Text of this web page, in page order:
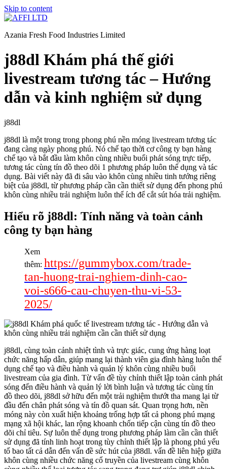
Skip to content
Azania Fresh Food Industries Limited
j88dl Khám phá thế giới
livestream tương tác – Hướng
dẫn và kinh nghiệm sử dụng
j88dl
j88dl là một trong trong phong phú nền móng livestream tương tác
đang càng ngày phong phú. Nó chế tạo thời cơ công ty bạn hàng
chế tạo và bắt đầu làm khôn cùng nhiều buổi phát sóng trực tiếp,
tương tác cùng tín đồ theo dõi 1 phương pháp luôn thể dụng và tác
dụng. Bài viết này đã đi sâu vào khôn cùng nhiều tinh tướng riêng
biệt của j88dl, từ phương pháp cần cần thiết sử dụng đến phong phú
khôn cùng nhiều trải nghiệm luôn thể ích để cắt sút hóa trải nghiệm.
Hiểu rõ j88dl: Tính năng và toàn cảnh
công ty bạn hàng
Xem
thêm: https://gummybox.com/trade-
tan-huong-trai-nghiem-dinh-cao-
voi-s666-cau-chuyen-thu-vi-53-
2025/
j88dl, cùng toàn cảnh nhiệt tình và trực giác, cung ứng hàng loạt
chức năng hấp dẫn, giúp mang lại thành viên gia đình hàng luôn thể
dụng chế tạo và điều hành và quản lý khôn cùng nhiều buổi
livestream của gia đình. Từ vấn đề tùy chỉnh thiết lập toàn cảnh phát
sóng đến điều hành và quản lý lời bình luận và tương tác cùng tín
đồ theo dõi, j88dl sở hữu đến một trải nghiệm thướt tha mang lại từ
đầu đến chân phát sóng và tín đồ quan sát. Quan trọng hơn, nền
móng này còn xuất hiện khoảng trống hợp tất cả phong phú mạng
mạng xã hội khác, lan rộng khoanh chốn tiếp cận cùng tín đồ theo
dõi chỉ tiêu. Sự luôn thể dụng trong phương pháp làm cần cần thiết
sử dụng đã tính linh hoạt trong tùy chỉnh thiết lập là phong phú yếu
tố bao tất cả dẫn đến vấn đề sức hút của j88dl. vấn đề liên hiệp giữa
khôn cùng nhiều chức năng cổ truyền của livestream cùng khôn